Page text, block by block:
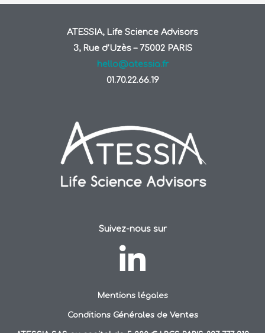
ATESSIA, Life Science Advisors
3, Rue d’Uzès – 75002 PARIS
hello@atessia.fr
01.70.22.66.19
Suivez-nous sur
Mentions légales
Conditions Générales de Ventes